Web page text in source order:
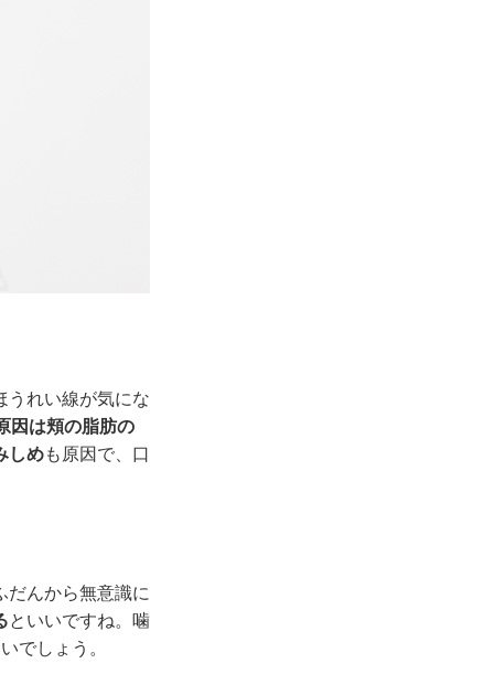
うれい線が気にな
因は頬の脂肪の
しめも原因で、口
だんから無意識に
といいですね。噛
でしょう。